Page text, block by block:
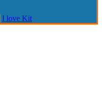
I love Kit